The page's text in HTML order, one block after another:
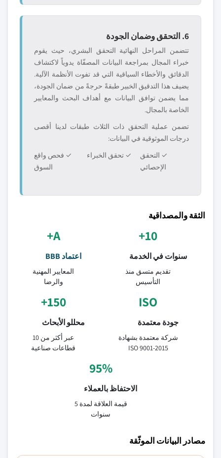
6. التحقق وضمان الجودة
تتضمن المراحل النهائية التحقق البشري، حيث يقوم
خبراء المجال بمراجعة البيانات المصفّاة يدوياً لاكتشاف
الدقائق والأخطاء السياقية التي قد تفوت الأنظمة الآلية.
يضيف هذا التدقيق الخبير طبقةً حرجةً من ضمان الجودة،
مما يضمن توافق البيانات مع أهداف البحث والمعايير
الخاصة بالمجال.
تضمن عملية التحقق ذات الثلاث طبقات لدينا أقصى
درجات الموثوقية في البيانات:
✓ التحقق
الإحصائي
✓ تحقق الخبراء
✓ فحص واقع
السوق
الثقة والمصداقية
10+
سنوات في الخدمة
تقديم متسق منذ
التأسيس
A+
اعتماد BBB
المعايير المهنية
والرضا
ISO
جودة معتمدة
شركة معتمدة بشهادة
ISO 9001-2015
150+
محللو الأبحاث
عبر أكثر من 10
قطاعات صناعية
95%
الاحتفاظ بالعملاء
قيمة العلاقة لمدة 5
سنوات
مصادر البيانات الموثّقة